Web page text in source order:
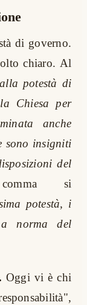
di governo.
chiaro. Al
potestà di
Chiesa per
anche
sono insigniti
del
si
potestà, i
a norma del
Oggi vi è chi